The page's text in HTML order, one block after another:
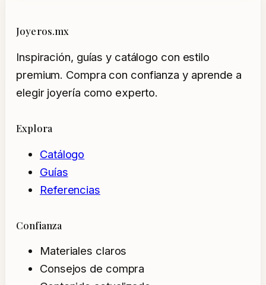
Joyeros.mx
Inspiración, guías y catálogo con estilo
premium. Compra con confianza y aprende a
elegir joyería como experto.
Explora
Catálogo
Guías
Referencias
Confianza
Materiales claros
Consejos de compra